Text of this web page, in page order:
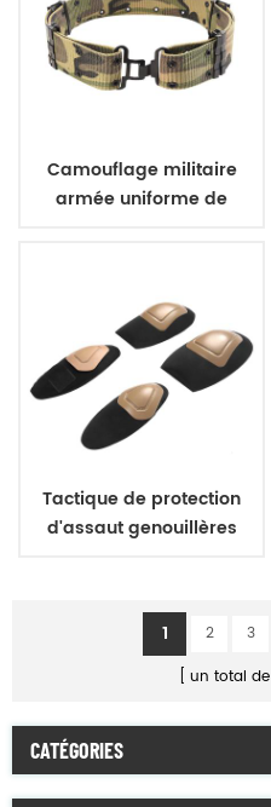
Camouflage militaire
armée uniforme de
Tactique de protection
d'assaut genouillères
1 2 3
un total de
CATÉGORIES